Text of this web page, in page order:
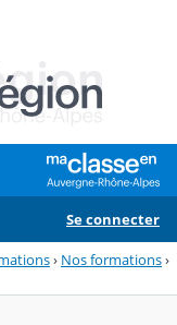
Se connecter
› Nos formations›